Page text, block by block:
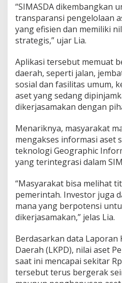
“SIMASDA dikembangkan
transparansi pengelolaan
yang efisien dan memiliki
strategis,” ujar Lia.
Aplikasi tersebut memuat
daerah, seperti jalan,
sosial dan fasilitas umum,
aset yang sedang
dikerjasamakan dengan
Menariknya, masyarakat
mengakses informasi aset
teknologi Geographic
yang terintegrasi dalam
“Masyarakat bisa melihat
pemerintah. Investor juga
mana yang berpotensi
dikerjasamakan,” jelas Lia.
Berdasarkan data Laporan
Daerah (LKPD), nilai aset
saat ini mencapai sekitar
tersebut terus bergerak